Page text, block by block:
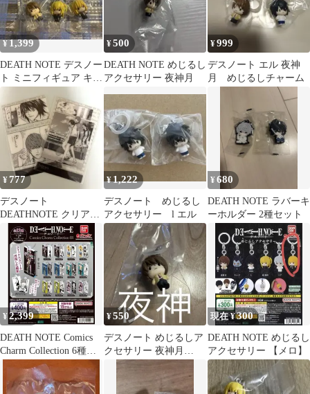
¥1,399
DEATH NOTE デスノー
ト ミニフィギュア キー
ホルダー 3種セット
¥500
DEATH NOTE めじるし
アクセサリー 夜神月
¥999
デスノート エル 夜神
月 めじるしチャーム
¥ 777
デスノート
DEATHNOTE クリアカ
ード L 夜神月
¥1,222
デスノート めじるし
アクセサリー l エル
¥680
DEATH NOTE ラバーキ
ーホルダー 2種セット
¥2,399
DEATH NOTE Comics
Charm Collection 6種セ
¥550
デスノート めじるしア
クセサリー 夜神月
DEATH NOTE
現在 ¥300
DEATH NOTE めじるし
アクセサリー 【メロ】